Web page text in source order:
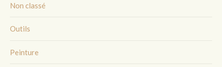
Non classé
Outils
Peinture